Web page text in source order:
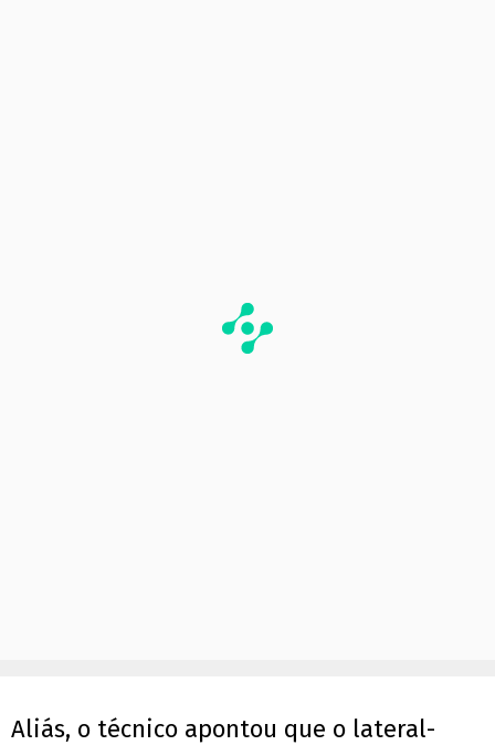
Aliás, o técnico apontou que o lateral-